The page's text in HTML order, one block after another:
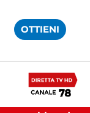
OTTIENI